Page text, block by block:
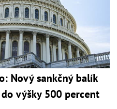
Nový sankčný balík
výšky 500 percent